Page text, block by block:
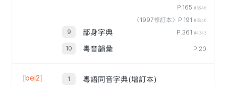
P.165 #3846
〈1997修訂本〉P.191 #3846
部身字典 P.361 #4343
粵音韻彙 P.20
[bei2] 粵語同音字典(增訂本)